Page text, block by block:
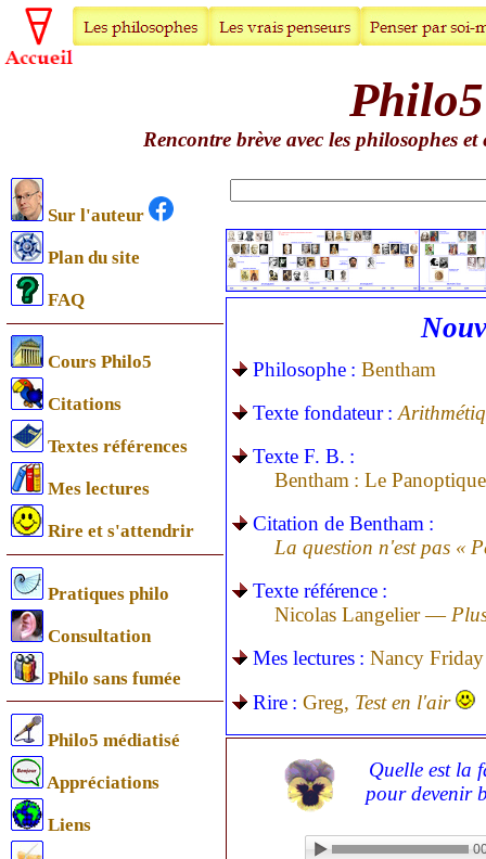
Philo5
Rencontre brève avec les philosophes
Sur l'auteur
Plan du site
FAQ
Cours Philo5
Citations
Textes références
Mes lectures
Rire et s'attendrir
Pratiques philo
Consultation
Philo sans fumée
Philo5 médiatisé
Appréciations
Liens
Philosophe : Bentham
Texte fondateur :
Texte F. B. :
Bentham : Le
Citation de Bentham :
La question n'est pas «
Texte référence :
Nicolas Langelier —
Mes lectures : Nancy
Rire : Greg, Test en l'air
Quelle est la
pour devenir